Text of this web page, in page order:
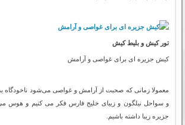
تور کیش و بلیط کیش
کیش جزیره ای برای غواصی و آرامش
معمولا زمانی که صحبت از آرامش و غواصی می‌شود ناخودگاه
و سواحل نیلگون و زبیای خلیج فارس فکر می کنیم و هوس
جزیره زیبا داشته باشیم